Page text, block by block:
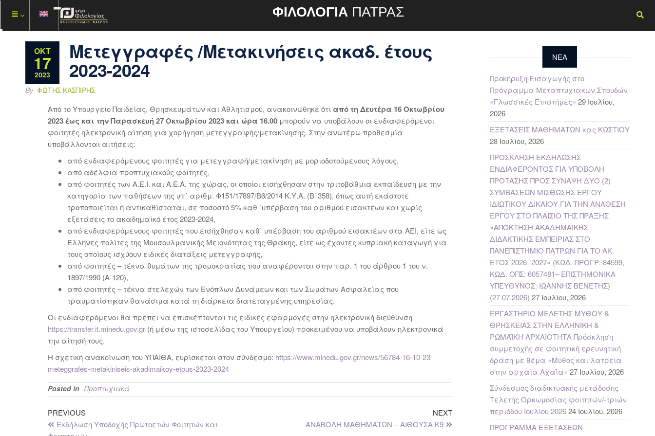
ΦΙΛΟΛΟΓΙΑ ΠΑΤΡΑΣ
ΟΚΤ
17
2023
Μετεγγραφές /Μετακινήσεις ακαδ. έτους
2023-2024
By ΦΏΤΗΣ ΚΑΣΠΊΡΗΣ
Από το Υπουργείο Παιδείας, Θρησκευμάτων και Αθλητισμού, ανακοινώθηκε ότι από τη Δευτέρα 16 Οκτωβρίου
2023 έως και την Παρασκευή 27 Οκτωβρίου 2023 και ώρα 16.00 μπορούν να υποβάλουν οι ενδιαφερόμενοι
φοιτητές ηλεκτρονική αίτηση για χορήγηση μετεγγραφής/μετακίνησης. Στην ανωτέρω προθεσμία
υποβάλλονται αιτήσεις:
από ενδιαφερόμενους φοιτητές για μετεγγραφή/μετακίνηση με μοριοδοτούμενους λόγους,
από αδέλφια προπτυχιακούς φοιτητές,
από φοιτητές των Α.Ε.Ι. και Α.Ε.Α. της χώρας, οι οποίοι εισήχθησαν στην τριτοβάθμια εκπαίδευση με την
κατηγορία των παθήσεων της υπ΄ αριθμ. Φ151/17897/Β6/2014 Κ.Υ.Α. (Β’ 358), όπως αυτή εκάστοτε
τροποποιείται ή αντικαθίσταται, σε ποσοστό 5% καθ ΄υπέρβαση του αριθμού εισακτέων και χωρίς
εξετάσεις το ακαδημαϊκό έτος 2023-2024,
από ενδιαφερόμενους φοιτητές που εισήχθησαν καθ΄ υπέρβαση του αριθμού εισακτέων στα ΑΕΙ, είτε ως
Έλληνες πολίτες της Μουσουλμανικής Μειονότητας της Θράκης, είτε ως έχοντες κυπριακή καταγωγή για
τους οποίους ισχύουν ειδικές διατάξεις μετεγγραφής,
από φοιτητές – τέκνα θυμάτων της τρομοκρατίας που αναφέρονται στην παρ. 1 του άρθρου 1 του ν.
1897/1990 (Α΄120),
από φοιτητές – τέκνα στελεχών των Ενόπλων Δυνάμεων και των Σωμάτων Ασφαλείας που
τραυματίστηκαν θανάσιμα κατά τη διάρκεια διατεταγμένης υπηρεσίας.
Οι ενδιαφερόμενοι θα πρέπει να επισκέπτονται τις ειδικές εφαρμογές στην ηλεκτρονική διεύθυνση
https://transfer.it.minedu.gov.gr (ή μέσω της ιστοσελίδας του Υπουργείου) προκειμένου να υποβάλουν ηλεκτρονικά
την αίτησή τους.
Η σχετική ανακοίνωση του ΥΠΑΙΘΑ, ευρίσκεται στον σύνδεσμο: https://www.minedu.gov.gr/news/56784-16-10-23-
meteggrafes-metakiniseis-akadimaikoy-etous-2023-2024
Posted in Προπτυχιακά
PREVIOUS
Εκδήλωση Υποδοχής Πρωτοετών Φοιτητών και
NEXT
ΑΝΑΒΟΛΗ ΜΑΘΗΜΑΤΩΝ – ΑΙΘΟΥΣΑ Κ9
NEA
Προκήρυξη Εισαγωγής στο
Πρόγραμμα Μεταπτυχιακών Σπουδών
«Γλωσσικές Επιστήμες» 29 Ιουλίου,
2026
ΕΞΕΤΑΣΕΙΣ ΜΑΘΗΜΑΤΩΝ κας ΚΩΣΤΙΟΥ
28 Ιουλίου, 2026
ΠΡΟΣΚΛΗΣΗ ΕΚΔΗΛΩΣΗΣ
ΕΝΔΙΑΦΕΡΟΝΤΟΣ ΓΙΑ ΥΠΟΒΟΛΗ
ΠΡΟΤΑΣΗΣ ΠΡΟΣ ΣΥΝΑΨΗ ΔΥΟ (2)
ΣΥΜΒΑΣΕΩΝ ΜΙΣΘΩΣΗΣ ΕΡΓΟΥ
ΙΔΙΩΤΙΚΟΥ ΔΙΚΑΙΟΥ ΓΙΑ ΤΗΝ ΑΝΑΘΕΣΗ
ΕΡΓΟΥ ΣΤΟ ΠΛΑΙΣΙΟ ΤΗΣ ΠΡΑΞΗΣ
«ΑΠΟΚΤΗΣΗ ΑΚΑΔΗΜΑΪΚΗΣ
ΔΙΔΑΚΤΙΚΗΣ ΕΜΠΕΙΡΙΑΣ ΣΤΟ
ΠΑΝΕΠΙΣΤΗΜΙΟ ΠΑΤΡΩΝ ΓΙΑ ΤΟ ΑΚ.
ΕΤΟΣ 2026 -2027» (ΚΩΔ. ΠΡΟΓΡ. 84599,
ΚΩΔ. ΟΠΣ: 6057481– ΕΠΙΣΤΗΜΟΝΙΚΑ
ΥΠΕΥΘΥΝΟΣ: ΙΩΑΝΝΗΣ ΒΕΝΕΤΗΣ)
(27.07.2026) 27 Ιουλίου, 2026
ΕΡΓΑΣΤΗΡΙΟ ΜΕΛΕΤΗΣ ΜΥΘΟΥ &
ΘΡΗΣΚΕΙΑΣ ΣΤΗΝ ΕΛΛΗΝΙΚΗ &
ΡΩΜΑΪΚΗ ΑΡΧΑΙΟΤΗΤΑ Πρόσκληση
συμμετοχής σε φοιτητική ερευνητική
δράση με θέμα «Μύθος και λατρεία
στην αρχαία Αχαΐα» 27 Ιουλίου, 2026
Σύνδεσμος διαδικτυακής μετάδοσης
Τελετής Ορκωμοσίας φοιτητών/-τριών
περιόδου Ιουλίου 2026 24 Ιουλίου, 2026
ΠΡΟΓΡΑΜΜΑ ΕΞΕΤΑΣΕΩΝ